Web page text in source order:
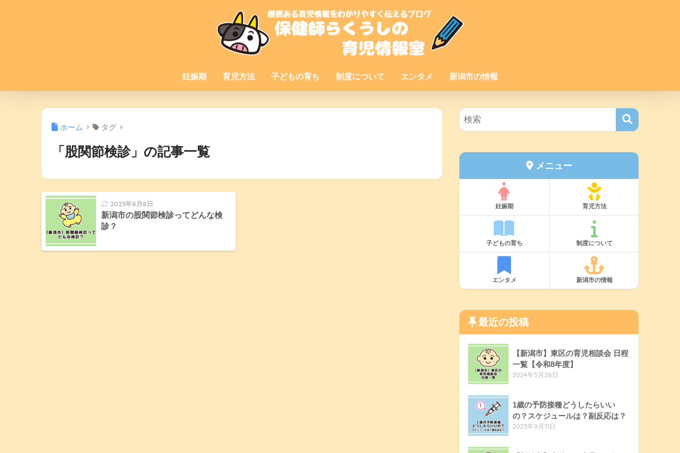
妊娠期 育児方法 子どもの育ち 制度について エンタメ 新潟市の情報
ホーム タグ
「股関節検診」の記事一覧
2023年8月8日
新潟市の股関節検診ってどんな検
診？
メニュー
妊娠期 育児方法
子どもの育ち 制度について
エンタメ 新潟市の情報
最近の投稿
【新潟市】東区の育児相談会 日程
一覧【令和8年度】
2024年5月28日
1歳の予防接種どうしたらいい
の？スケジュールは？副反応は？
2023年9月11日